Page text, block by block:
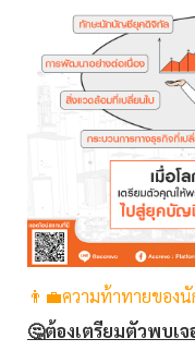
👨‍💼ความท้าทายของ
🤔ต้องเตรียมตัวพบเจ